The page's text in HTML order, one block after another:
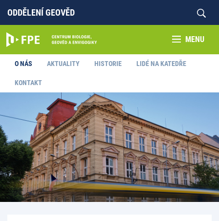
ODDĚLENÍ GEOVĚD
MENU
O NÁS AKTUALITY HISTORIE LIDÉ NA KATEDŘE
KONTAKT